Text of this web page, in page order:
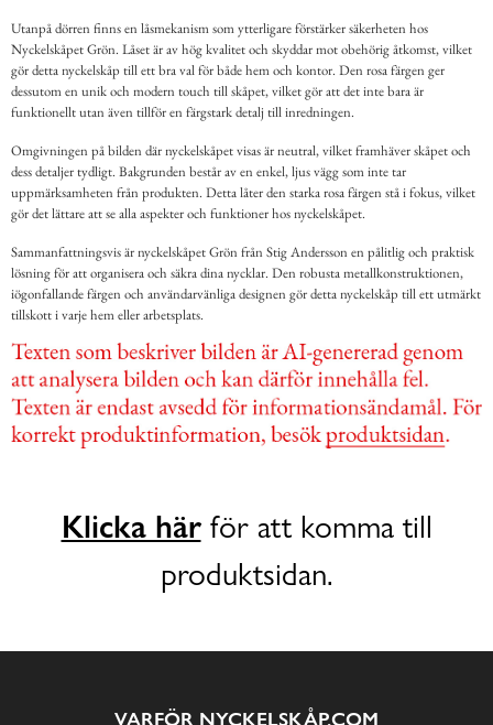
Utanpå dörren finns en låsmekanism som ytterligare förstärker säkerheten hos
Nyckelskåpet Grön. Låset är av hög kvalitet och skyddar mot obehörig åtkomst, vilket
gör detta nyckelskåp till ett bra val för både hem och kontor. Den rosa färgen ger
dessutom en unik och modern touch till skåpet, vilket gör att det inte bara är
funktionellt utan även tillför en färgstark detalj till inredningen.
Omgivningen på bilden där nyckelskåpet visas är neutral, vilket framhäver skåpet och
dess detaljer tydligt. Bakgrunden består av en enkel, ljus vägg som inte tar
uppmärksamheten från produkten. Detta låter den starka rosa färgen stå i fokus, vilket
gör det lättare att se alla aspekter och funktioner hos nyckelskåpet.
Sammanfattningsvis är nyckelskåpet Grön från Stig Andersson en pålitlig och praktisk
lösning för att organisera och säkra dina nycklar. Den robusta metallkonstruktionen,
iögonfallande färgen och användarvänliga designen gör detta nyckelskåp till ett utmärkt
tillskott i varje hem eller arbetsplats.
Klicka härför att komma till
produktsidan.
VARFÖR NYCKELSKÅP.COM